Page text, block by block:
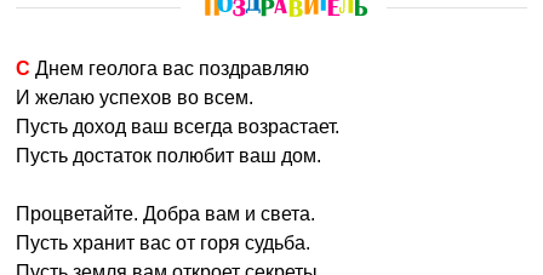
С Днем геолога вас поздравляю
И желаю успехов во всем.
Пусть доход ваш всегда возрастает.
Пусть достаток полюбит ваш дом.
Процветайте. Добра вам и света.
Пусть хранит вас от горя судьба.